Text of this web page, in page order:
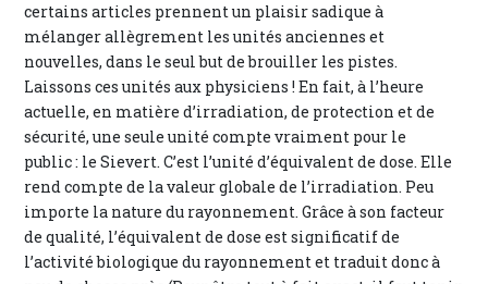
certains articles prennent un plaisir sadique à
mélanger allègrement les unités anciennes et
nouvelles, dans le seul but de brouiller les pistes.
Laissons ces unités aux physiciens ! En fait, à l’heure
actuelle, en matière d’irradiation, de protection et de
sécurité, une seule unité compte vraiment pour le
public : le Sievert. C’est l’unité d’équivalent de dose. Elle
rend compte de la valeur globale de l’irradiation. Peu
importe la nature du rayonnement. Grâce à son facteur
de qualité, l’équivalent de dose est significatif de
l’activité biologique du rayonnement et traduit donc à